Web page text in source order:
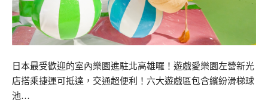
日本最受歡迎的室內樂園進駐北高雄囉！遊戲愛樂園左營新光
店搭乘捷運可抵達，交通超便利！六大遊戲區包含繽紛滑梯球
池…